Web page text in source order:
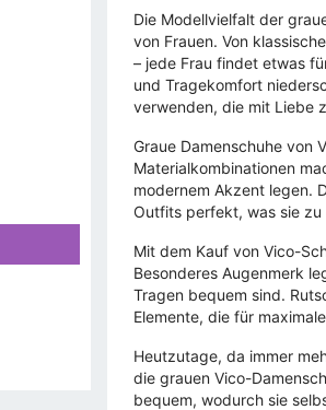
Die Modellvielfalt der
von Frauen. Von
– jede Frau findet etwas
und Tragekomfort
verwenden, die mit Liebe
Graue Damenschuhe von
Materialkombinationen
modernem Akzent legen.
Outfits perfekt, was sie zu
Mit dem Kauf von Vico-
Besonderes Augenmerk
Tragen bequem sind.
Elemente, die für
Heutzutage, da immer
die grauen Vico-
bequem, wodurch sie